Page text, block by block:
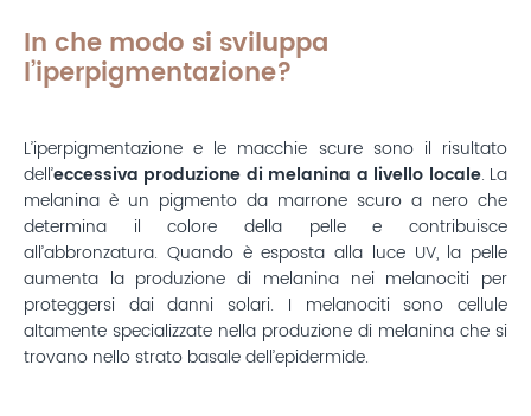
In che modo si sviluppa
l’iperpigmentazione?
L’iperpigmentazione e le macchie scure sono il risultato
dell’eccessiva produzione di melanina a livello locale. La
melanina è un pigmento da marrone scuro a nero che
determina il colore della pelle e contribuisce
all’abbronzatura. Quando è esposta alla luce UV, la pelle
aumenta la produzione di melanina nei melanociti per
proteggersi dai danni solari. I melanociti sono cellule
altamente specializzate nella produzione di melanina che si
trovano nello strato basale dell’epidermide.